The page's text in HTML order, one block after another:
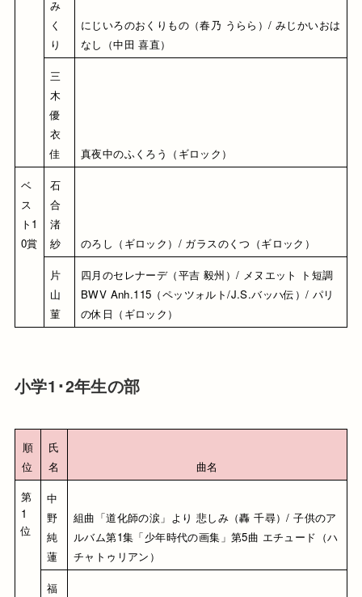
み
く
り
にじいろのおくりもの（春乃 うらら）/ みじかいおは
なし（中田 喜直）
三
木
優
衣
佳
真夜中のふくろう（ギロック）
ベ
ス
ト1
0賞
石
合
渚
紗
のろし（ギロック）/ ガラスのくつ（ギロック）
片
山
菫
四月のセレナーデ（平吉 毅州）/ メヌエット ト短調
BWV Anh.115（ペッツォルト/J.S.バッハ伝）/ パリ
の休日（ギロック）
小学1･2年生の部
順
位
氏
名
曲名
第
1
位
中
野
純
蓮
組曲「道化師の涙」より 悲しみ（轟 千尋）/ 子供のア
ルバム第1集「少年時代の画集」第5曲 エチュード（ハ
チャトゥリアン）
福